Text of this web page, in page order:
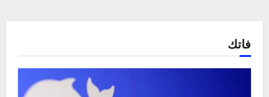
فاتك